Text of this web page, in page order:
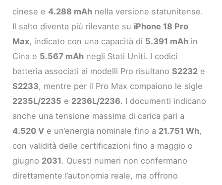
cinese e4.288 mAh nella versione statunitense.
Il salto diventa più rilevante su iPhone 18 Pro
Max, indicato con una capacità di 5.391 mAh in
Cina e 5.567 mAh negli Stati Uniti. I codici
batteria associati ai modelli Pro risultanoS2232 e
S2233, mentre per il Pro Max compaiono le sigle
2235L/2235 e 2236L/2236. I documenti indicano
anche una tensione massima di carica pari a
4.520 V e un’energia nominale fino a 21.751 Wh,
con validità delle certificazioni fino a maggio o
giugno 2031. Questi numeri non confermano
direttamente l’autonomia reale, ma offrono